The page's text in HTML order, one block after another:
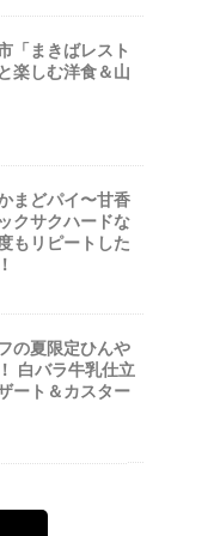
「まきばレスト
楽しむ洋食＆山
まどパイ〜甘香
クサクハードな
もリピートした
の夏限定ひんや
白バラ牛乳仕立
ート＆カスター